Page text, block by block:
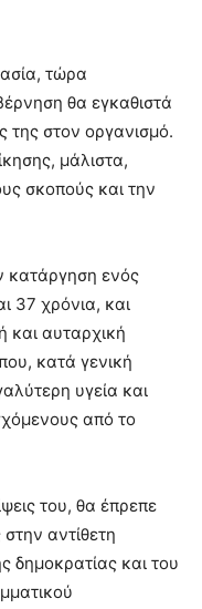
τώρα
θα εγκαθιστά
της στον οργανισμό.
μάλιστα,
σκοπούς και την
κατάργηση ενός
37 χρόνια, και
και αυταρχική
κατά γενική
υγεία και
από το
του, θα έπρεπε
αντίθετη
δημοκρατίας και του